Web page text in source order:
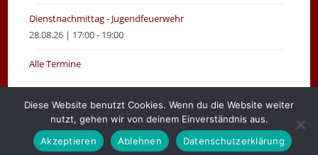
Dienstnachmittag - Jugendfeuerwehr
28.08.26 | 17:00 - 19:00
Alle Termine
Gemeinde Moormerland Impressum Login
Copyright 2026 - Feuerwehr Warsingsfehn
Diese Website benutzt Cookies. Wenn du die Website weiter
nutzt, gehen wir von deinem Einverständnis aus.
Akzeptieren
Ablehnen Datenschutzerklärung